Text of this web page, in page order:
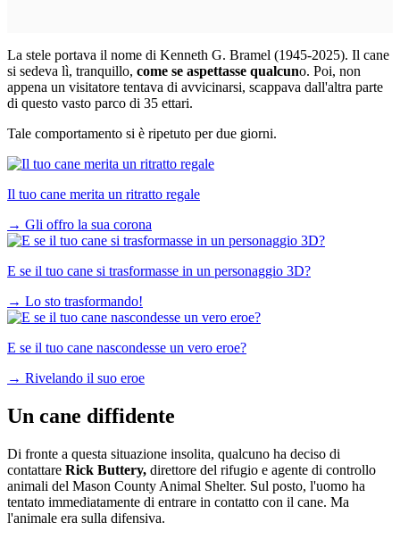
La stele portava il nome di Kenneth G. Bramel (1945-2025). Il cane
si sedeva lì, tranquillo, come se aspettasse qualcuno. Poi, non
appena un visitatore tentava di avvicinarsi, scappava dall'altra parte
di questo vasto parco di 35 ettari.
Tale comportamento si è ripetuto per due giorni.
Il tuo cane merita un ritratto regale
→ Gli offro la sua corona
E se il tuo cane si trasformasse in un personaggio 3D?
→ Lo sto trasformando!
E se il tuo cane nascondesse un vero eroe?
→ Rivelando il suo eroe
Un cane diffidente
Di fronte a questa situazione insolita, qualcuno ha deciso di
contattare Rick Buttery, direttore del rifugio e agente di controllo
animali del Mason County Animal Shelter. Sul posto, l'uomo ha
tentato immediatamente di entrare in contatto con il cane. Ma
l'animale era sulla difensiva.